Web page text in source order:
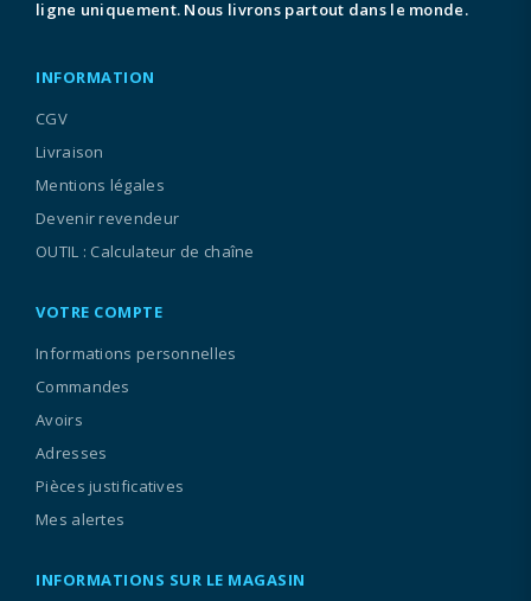
ligne uniquement. Nous livrons partout dans le monde.
INFORMATION
CGV
Livraison
Mentions légales
Devenir revendeur
OUTIL : Calculateur de chaîne
VOTRE COMPTE
Informations personnelles
Commandes
Avoirs
Adresses
Pièces justificatives
Mes alertes
INFORMATIONS SUR LE MAGASIN